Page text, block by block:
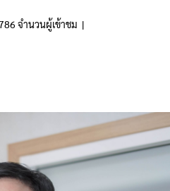
จำนวนผู้เข้าชม |